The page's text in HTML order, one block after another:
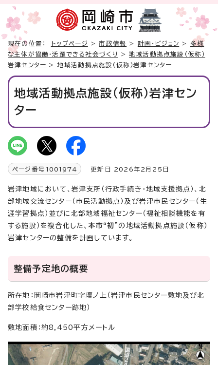
現在の位置： トップページ >市政情報 > 計画・ビジョン > 多様
な主体が協働・活躍できる社会づくり
>地域活動拠点施設（仮称）
岩津センター > 地域活動拠点施設（仮称）岩津センター
地域活動拠点施設（仮称）岩津セン
ター
ページ番号 1001974 更新日 2026年2月25日
岩津地域において、岩津支所（行政手続き・地域支援拠点）、北
部地域交流センター（市民活動拠点）及び岩津市民センター（生
涯学習拠点）並びに北部地域福祉センター（福祉相談機能を有
する施設）を複合化した、本市“初”の地域活動拠点施設（仮称）
岩津センターの整備を計画しています。
整備予定地の概要
所在地：岡崎市岩津町字壇ノ上（岩津市民センター敷地及び北
部学校給食センター跡地）
敷地面積：約8,450平方メートル